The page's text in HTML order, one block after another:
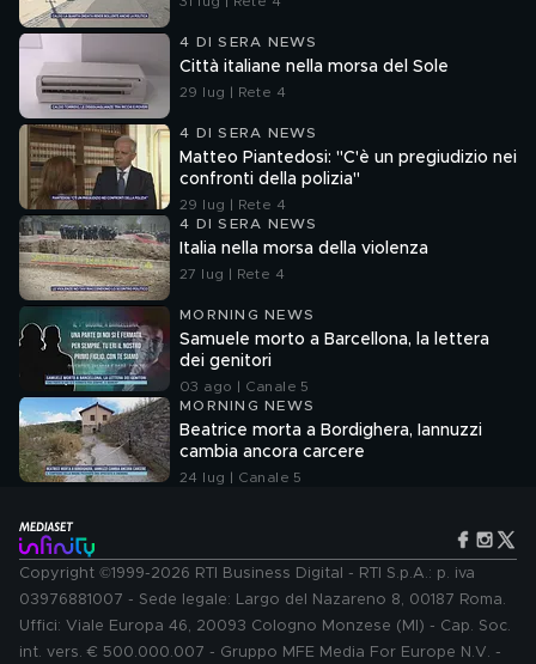
4 DI SERA NEWS
Città italiane nella morsa del Sole
29 lug | Rete 4
4 DI SERA NEWS
Matteo Piantedosi: "C'è un pregiudizio nei
confronti della polizia"
29 lug | Rete 4
4 DI SERA NEWS
Italia nella morsa della violenza
27 lug | Rete 4
MORNING NEWS
Samuele morto a Barcellona, la lettera
dei genitori
03 ago | Canale 5
MORNING NEWS
Beatrice morta a Bordighera, Iannuzzi
cambia ancora carcere
24 lug | Canale 5
Copyright ©1999-2026 RTI Business Digital - RTI S.p.A.: p. iva
03976881007 - Sede legale: Largo del Nazareno 8, 00187 Roma.
Uffici: Viale Europa 46, 20093 Cologno Monzese (MI) - Cap. Soc.
int. vers. € 500.000.007 - Gruppo MFE Media For Europe N.V. -